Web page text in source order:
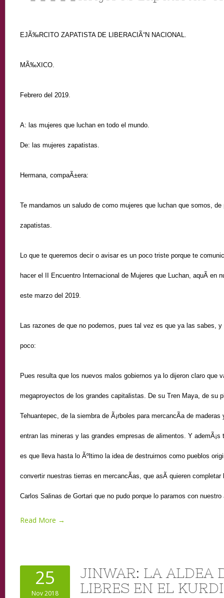
EJÃ‰RCITO ZAPATISTA DE LIBERACIÃ“N NACIONAL.
MÃ‰XICO.
Febrero del 2019.
A: las mujeres que luchan en todo el mundo.
De: las mujeres zapatistas.
Hermana, compaÃ±era:
Te mandamos un saludo de como mujeres que luchan que somos,
zapatistas.
Lo que te queremos decir o avisar es un poco triste porque te
hacer el II Encuentro Internacional de Mujeres que Luchan, aquÃ­ en
este marzo del 2019.
Las razones de que no podemos, pues tal vez es que ya las sabes,
poco:
Pues resulta que los nuevos malos gobiernos ya lo dijeron claro que
megaproyectos de los grandes capitalistas. De su Tren Maya, de su
Tehuantepec, de la siembra de Ã¡rboles para mercancÃ­a de
entran las mineras y las grandes empresas de alimentos. Y ademÃ¡s
es que lleva hasta lo Ãºltimo la idea de destruirnos como pueblos
convertir nuestras tierras en mercancÃ­as, que asÃ­ quieren completar
Carlos Salinas de Gortari que no pudo porque lo paramos con nuestro
Read More →
25
Nov 2018
JINWAR: LA ALDEA
LIBRES EN EL